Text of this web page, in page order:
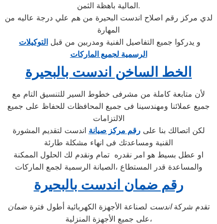
المالية باهظة الثمن.
لدي مركز رقم اصلاح اندست البحيرة من هم علي درجة عاليه من
المهارة
و يدركوا جميع التفاصيل الفنية ومدربين من قبل التوكيلات
الرسمية لجميع الماركات
الخط الساخن اندست بالبحيرة
لأن متابعة كاملة من مشرفى خطوط السير للتنسيق التام مع
جميع عملائنا ومهندسينا فى جميع المحافظات للحفاظ على جميع
الالتزامات
لكن اتصالك بنا علىرقم مركز صيانة اندست لتقديم المشورة
القنية ومساعدتك فى انهاء مشكلة طارئة
او عطل بسيط هو امر نقدره تمام ونقدم لك الحلول الممكنة
والمساعدة قدر المستطاع ،الصيانة الرسمية لجمع الماركات
رقم ضمان اندست بالبحيرة
تقدم شركةاندست لصناعة الأجهزة الكهربائية أطول فترةضمان
على جميع الأجهزة المنزلية،